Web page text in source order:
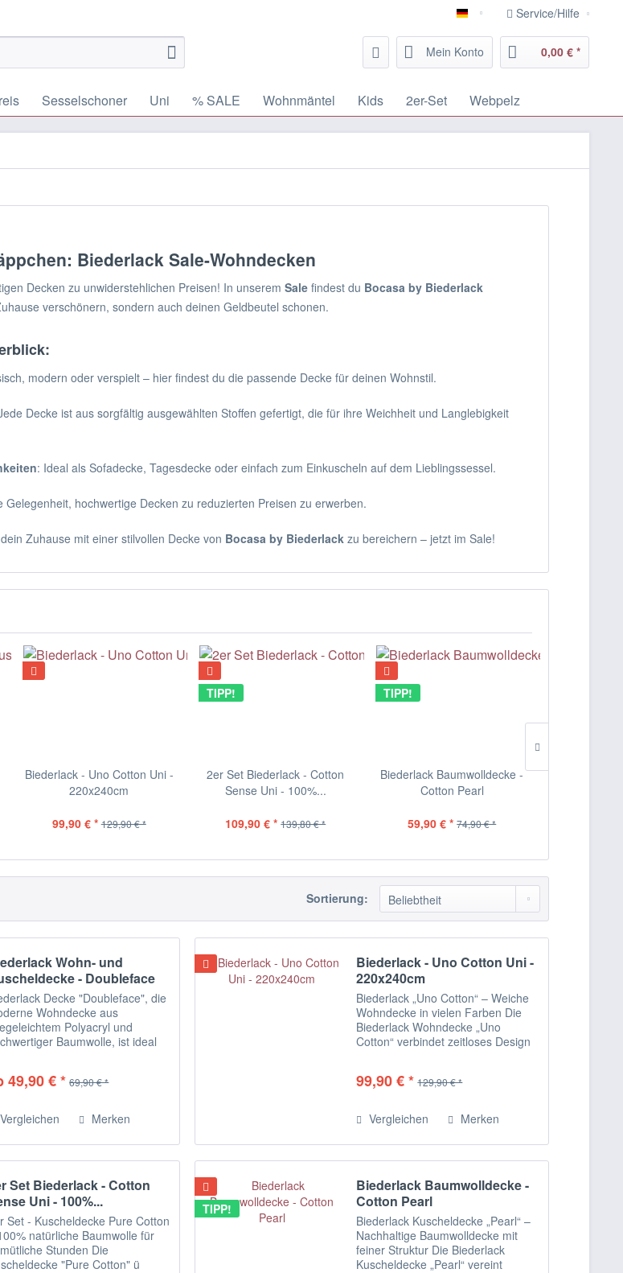
Deutsch Service/Hilfe
Mein Konto 0,00 € *
Sesselschoner Uni % SALE Wohnmäntel Kids 2er-Set Webpelz
Biederlack Sale-Wohndecken
Decken zu unwiderstehlichen Preisen! In unserem Sale findest du Bocasa by Biederlack
verschönern, sondern auch deinen Geldbeutel schonen.
modern oder verspielt – hier findest du die passende Decke für deinen Wohnstil.
Decke ist aus sorgfältig ausgewählten Stoffen gefertigt, die für ihre Weichheit und Langlebigkeit
: Ideal als Sofadecke, Tagesdecke oder einfach zum Einkuscheln auf dem Lieblingssessel.
Gelegenheit, hochwertige Decken zu reduzierten Preisen zu erwerben.
Zuhause mit einer stilvollen Decke von Bocasa by Biederlack zu bereichern – jetzt im Sale!
Biederlack - Uno Cotton Uni -
220x240cm
99,90 € * 129,90 € *
TIPP!
2er Set Biederlack - Cotton
Sense Uni - 100%...
109,90 € * 139,80 € *
TIPP!
Biederlack Baumwolldecke -
Cotton Pearl
59,90 € * 74,90 € *
Sortierung:
Wohn- und
- Doubleface
Decke "Doubleface", die
Wohndecke aus
Polyacryl und
Baumwolle, ist ideal
abgestimmten Seiten
49,90 € * 69,90 € *
Vergleichen Merken
Biederlack - Uno Cotton Uni -
220x240cm
Biederlack „Uno Cotton“ – Weiche
Wohndecke in vielen Farben Die
Biederlack Wohndecke „Uno
Cotton“ verbindet zeitloses Design
Kuscheldecke besteht aus einer
99,90 € * 129,90 € *
Vergleichen Merken
Set Biederlack - Cotton
Uni - 100%...
Set - Kuscheldecke Pure Cotton
natürliche Baumwolle für
Stunden Die
"Pure Cotton" ü
TIPP!
Biederlack Baumwolldecke -
Cotton Pearl
Biederlack Kuscheldecke „Pearl“ –
Nachhaltige Baumwolldecke mit
feiner Struktur Die Biederlack
Kuscheldecke „Pearl“ vereint